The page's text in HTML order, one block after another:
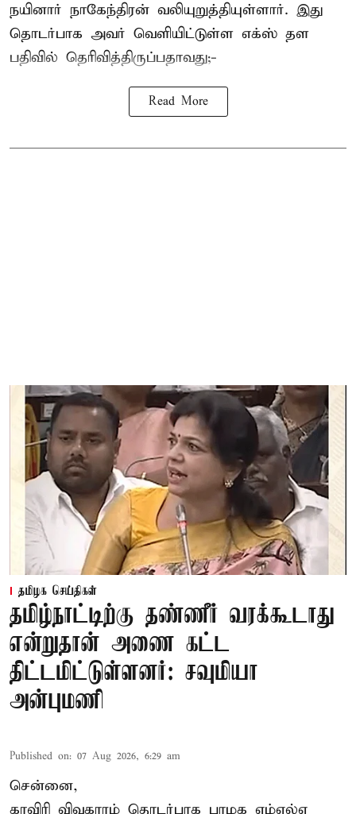
நயினார் நாகேந்திரன் வலியுறுத்தியுள்ளார். இது
தொடர்பாக அவர் வெளியிட்டுள்ள எக்ஸ் தள
பதிவில் தெரிவித்திருப்பதாவது;-
Read More
தமிழக செய்திகள்
தமிழ்நாட்டிற்கு தண்ணீர் வரக்கூடாது
என்றுதான் அணை கட்ட
திட்டமிட்டுள்ளனர்: சவுமியா
அன்புமணி
Published on: 07 Aug 2026, 6:29 am
சென்னை,
காவிரி விவகாரம் தொடர்பாக பாமக எம்எல்ஏ